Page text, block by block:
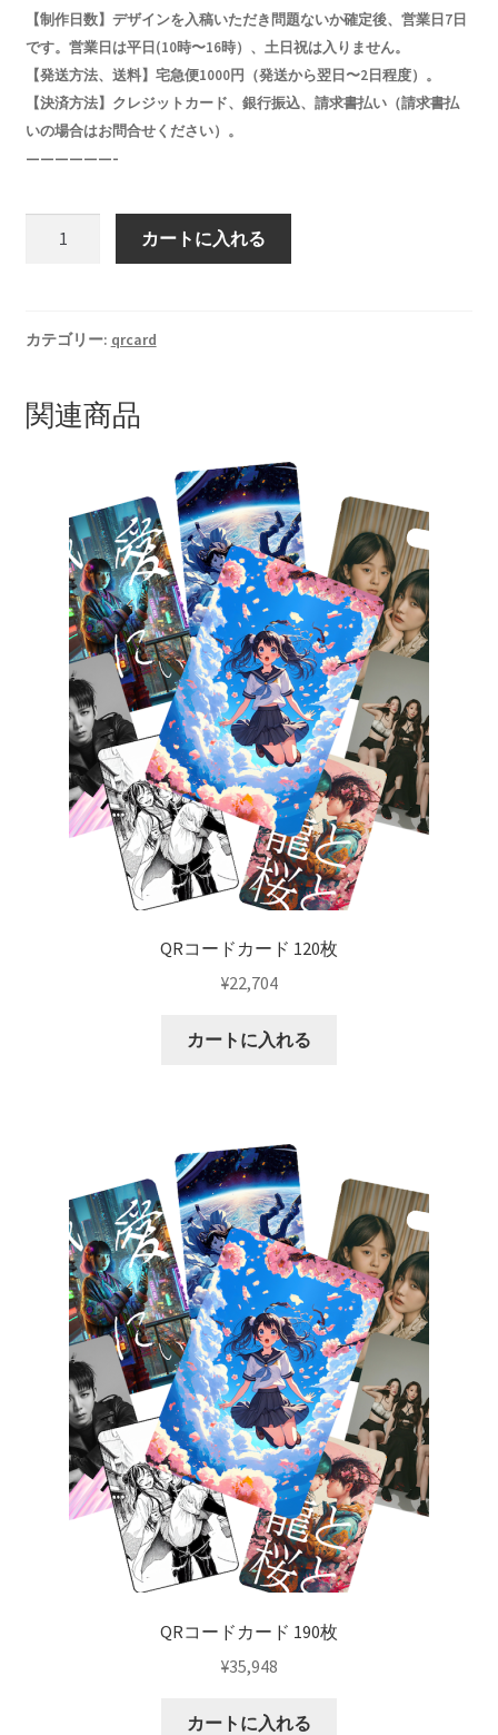
【制作日数】デザインを入稿いただき問題ないか確定後、営業日7日
です。営業日は平日(10時〜16時）、土日祝は入りません。
【発送方法、送料】宅急便1000円（発送から翌日〜2日程度）。
【決済方法】クレジットカード、銀行振込、請求書払い（請求書払
いの場合はお問合せください）。
——————-
カ
130
カートに入れる
カテゴリー: qrcard
関連商品
QRコードカード 120枚
¥22,704
カートに入れる
QRコードカード 190枚
¥35,948
カートに入れる